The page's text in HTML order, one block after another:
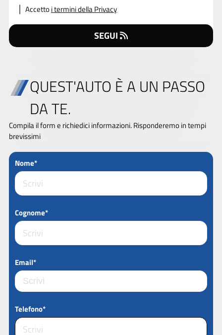
Accettoi termini della Privacy
SEGUI
QUEST'AUTO È A UN PASSO
DA TE.
Compila il form e richiedici informazioni. Risponderemo in tempi
brevissimi
Nome*
Cognome*
Email*
Telefono*